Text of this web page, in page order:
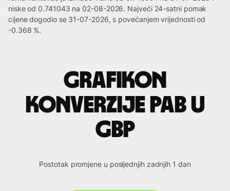
niske od 0.741043 na 02-08-2026. Najveći 24-satni pomak
cijene dogodio se 31-07-2026, s povećanjem vrijednosti od
-0.368 %.
Grafikon
konverzije PAB u
GBP
Postotak promjene u posljednjih zadnjih 1 dan